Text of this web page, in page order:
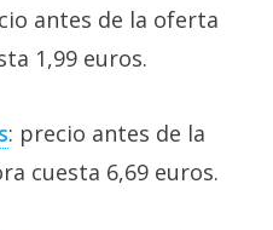
antes de la oferta
1,99 euros.
: precio antes de la
cuesta 6,69 euros.